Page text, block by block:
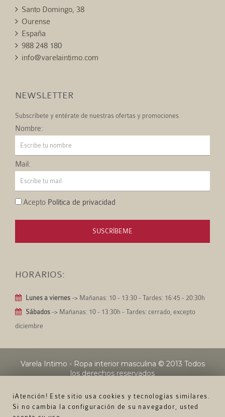
¡Atención! Este sitio usa cookies y tecnologías similares.
Si no cambia la configuración de su navegador, usted
Santo Domingo, 38
Ourense
España
988 248 180
info@varelaintimo.com
NEWSLETTER
Subscríbete y entérate de nuestras ofertas y promociones.
Nombre:
Mail:
Acepto Política de privacidad
SUSCRÍBEME
HORARIOS:
Lunes a viernes -> Mañanas: 10 - 13:30 - Tardes: 16:45 - 20:30h
Sábados -> Mañanas: 10 - 13:30h - Tardes: cerrado, excepto
diciembre
Varela Intimo - Ropa interior masculina © 2013 Todos
los derechos reservados